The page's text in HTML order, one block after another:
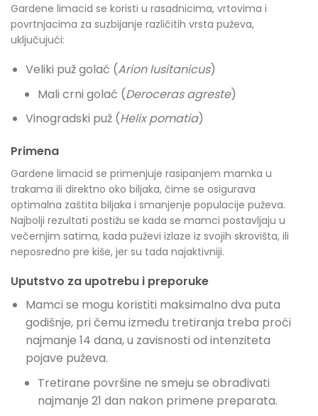
Gardene limacid se koristi u rasadnicima, vrtovima i
povrtnjacima za suzbijanje različitih vrsta puževa,
uključujući:
Veliki puž golać (Arion lusitanicus)
Mali crni golać (Deroceras agreste)
Vinogradski puž (Helix pomatia)
Primena
Gardene limacid se primenjuje rasipanjem mamka u
trakama ili direktno oko biljaka, čime se osigurava
optimalna zaštita biljaka i smanjenje populacije puževa.
Najbolji rezultati postižu se kada se mamci postavljaju u
večernjim satima, kada puževi izlaze iz svojih skrovišta, ili
neposredno pre kiše, jer su tada najaktivniji.
Uputstvo za upotrebu i preporuke
Mamci se mogu koristiti maksimalno dva puta
godišnje, pri čemu između tretiranja treba proći
najmanje 14 dana, u zavisnosti od intenziteta
pojave puževa.
Tretirane površine ne smeju se obrađivati
najmanje 21 dan nakon primene preparata.